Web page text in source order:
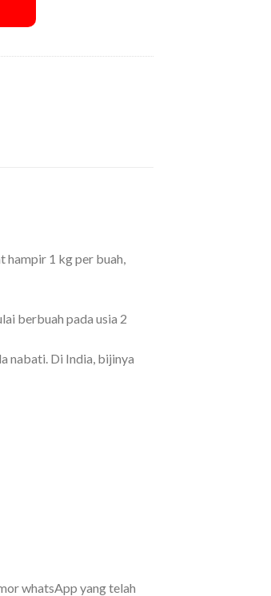
hampir 1 kg per buah,
berbuah pada usia 2
nabati. Di India, bijinya
whatsApp yang telah